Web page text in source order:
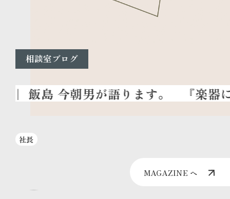
相談室ブログ
『楽器に
社長
MAGAZINE へ